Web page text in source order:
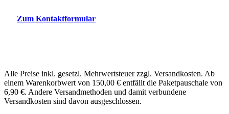
Zum Kontaktformular
Alle Preise inkl. gesetzl. Mehrwertsteuer zzgl. Versandkosten. Ab
einem Warenkorbwert von 150,00 € entfällt die Paketpauschale von
6,90 €. Andere Versandmethoden und damit verbundene
Versandkosten sind davon ausgeschlossen.